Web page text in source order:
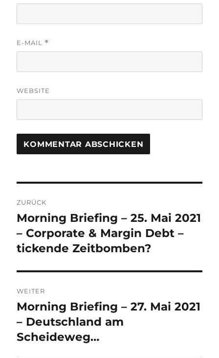
E-MAIL *
WEBSITE
Navigation
ZURÜCK
Vorheriger
Beitrag:
Morning Briefing – 25. Mai 2021
– Corporate & Margin Debt –
tickende Zeitbomben?
WEITER
Nächster
Beitrag:
Morning Briefing – 27. Mai 2021
– Deutschland am
Scheideweg…